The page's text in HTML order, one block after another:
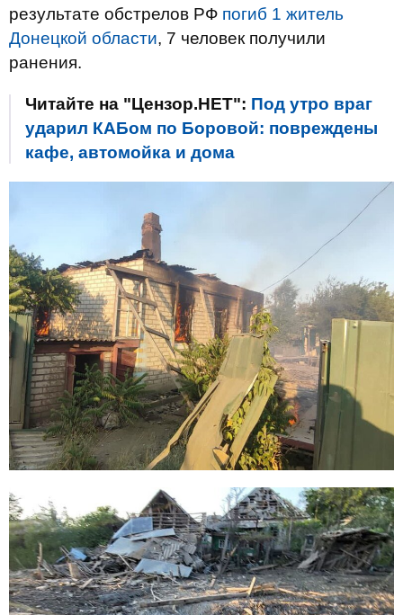
результате обстрелов РФ погиб 1 житель
Донецкой области, 7 человек получили
ранения.
Читайте на "Цензор.НЕТ": Под утро враг
ударил КАБом по Боровой: повреждены
кафе, автомойка и дома